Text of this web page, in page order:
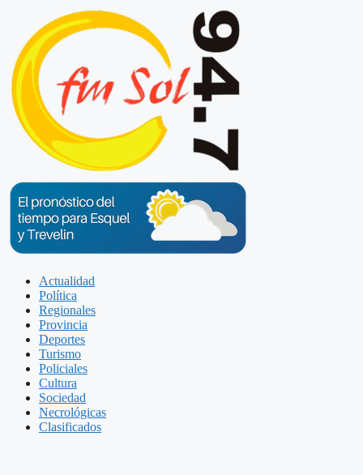
Actualidad
Política
Regionales
Provincia
Deportes
Turismo
Policiales
Cultura
Sociedad
Necrológicas
Clasificados